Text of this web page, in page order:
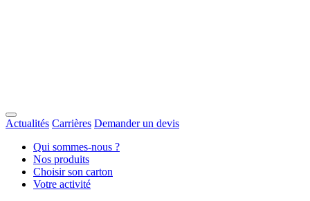
Actualités Carrières Demander un devis
Qui sommes-nous ?
Nos produits
Choisir son carton
Votre activité